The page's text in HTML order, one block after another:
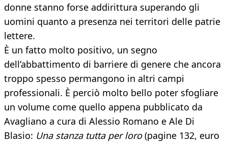
donne stanno forse addirittura superando gli
uomini quanto a presenza nei territori delle patrie
lettere.
È un fatto molto positivo, un segno
dell’abbattimento di barriere di genere che ancora
troppo spesso permangono in altri campi
professionali. È perciò molto bello poter sfogliare
un volume come quello appena pubblicato da
Avagliano a cura di Alessio Romano e Ale Di
Blasio: Una stanza tutta per loro(pagine 132, euro